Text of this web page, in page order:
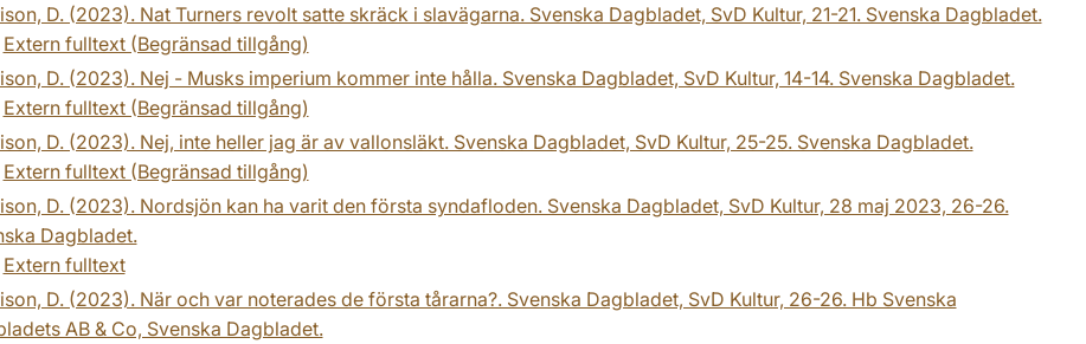
D. (2023). Nat Turners revolt satte skräck i slavägarna. Svenska Dagbladet, SvD Kultur, 21-21. Svenska Dagbladet.
Extern fulltext (Begränsad tillgång)
D. (2023). Nej - Musks imperium kommer inte hålla. Svenska Dagbladet, SvD Kultur, 14-14. Svenska Dagbladet.
Extern fulltext (Begränsad tillgång)
D. (2023). Nej, inte heller jag är av vallonsläkt. Svenska Dagbladet, SvD Kultur, 25-25. Svenska Dagbladet.
Extern fulltext (Begränsad tillgång)
D. (2023). Nordsjön kan ha varit den första syndafloden. Svenska Dagbladet, SvD Kultur, 28 maj 2023, 26-26.
Dagbladet.
Extern fulltext
D. (2023). När och var noterades de första tårarna?. Svenska Dagbladet, SvD Kultur, 26-26. Hb Svenska
AB & Co, Svenska Dagbladet.